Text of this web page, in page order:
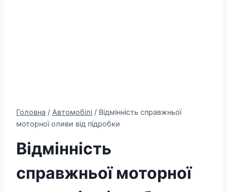
Головна / Автомобілі / Відмінність справжньої
моторної оливи від підробки
Відмінність
справжньої моторної